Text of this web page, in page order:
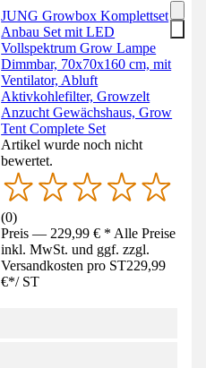
JUNG Growbox Komplettset
Anbau Set mit LED
Vollspektrum Grow Lampe
Dimmbar, 70x70x160 cm, mit
Ventilator, Abluft
Aktivkohlefilter, Growzelt
Anzucht Gewächshaus, Grow
Tent Complete Set
Artikel wurde noch nicht
bewertet.
(0)
Preis — 229,99 € * Alle Preise
inkl. MwSt. und ggf. zzgl.
Versandkosten pro ST229,99
€*/ ST